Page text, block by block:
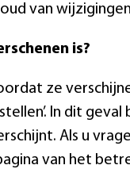
van
is?
ze
In dit
Als u
van het